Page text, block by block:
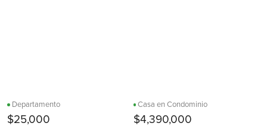
Departamento
$25,000
Casa en Condominio
$4,390,000